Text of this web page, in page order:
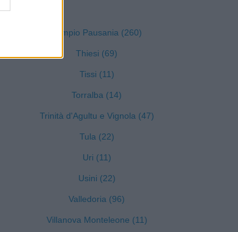
Tempio Pausania (260)
Thiesi (69)
Tissi (11)
Torralba (14)
Trinità d'Agultu e Vignola (47)
Tula (22)
Uri (11)
Usini (22)
Valledoria (96)
Villanova Monteleone (11)